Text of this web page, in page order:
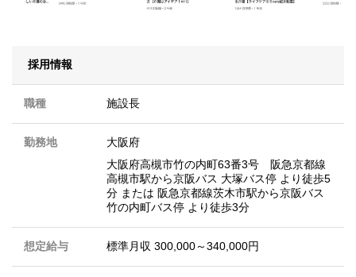
採用情報
職種 施設長
勤務地
大阪府
大阪府高槻市竹の内町63番3号 阪急京都線
高槻市駅から京阪バス 大塚バス停 より徒歩5
分 または 阪急京都線茨木市駅から京阪バス
竹の内町バス停 より徒歩3分
想定給与 標準月収 300,000～340,000円